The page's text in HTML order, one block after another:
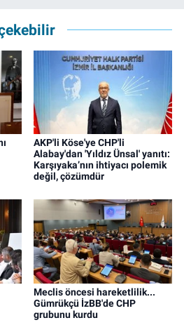
AKP'li Köse'ye CHP'li
Alabay'dan 'Yıldız Ünsal' yanıtı:
Karşıyaka’nın ihtiyacı polemik
değil, çözümdür
Meclis öncesi hareketlilik...
Gümrükçü İzBB'de CHP
grubunu kurdu